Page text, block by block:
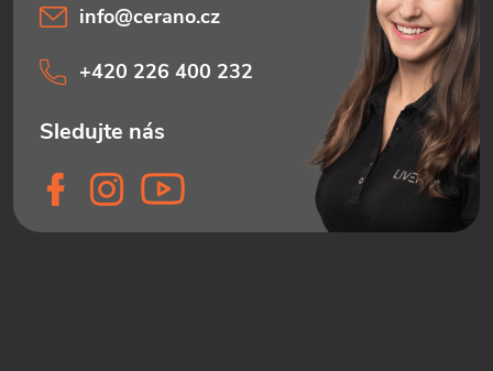
info@cerano.cz
+420 226 400 232